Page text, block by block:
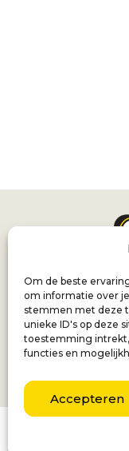
Om de beste
om informatie over
stemmen met deze
unieke ID's op deze
toestemming intrekt,
functies en
Accepteren